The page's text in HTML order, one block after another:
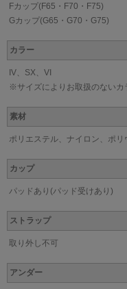
Fカップ(F65・F70・F75)
Gカップ(G65・G70・G75)
カラー
IV、SX、VI
※サイズによりお取扱のないカ
素材
ポリエステル、ナイロン、ポリ
カップ
パッドあり(パッド受けあり)
ストラップ
取り外し不可
アンダー